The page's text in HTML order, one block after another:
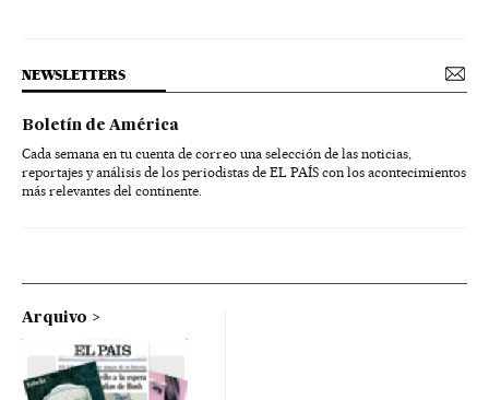
NEWSLETTERS
Boletín de América
Cada semana en tu cuenta de correo una selección de las noticias,
reportajes y análisis de los periodistas de EL PAÍS con los acontecimientos
más relevantes del continente.
Arquivo